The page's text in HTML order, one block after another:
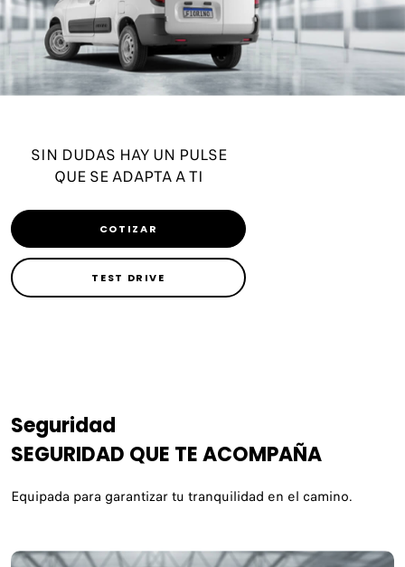
SIN DUDAS HAY UN PULSE
QUE SE ADAPTA A TI
COTIZAR
TEST DRIVE
Seguridad
SEGURIDAD QUE TE ACOMPAÑA
Equipada para garantizar tu tranquilidad en el camino.